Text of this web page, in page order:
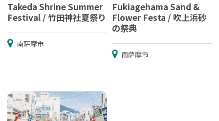
Takeda Shrine Summer
Festival / 竹田神社夏祭り
南萨摩市
Fukiagehama Sand &
Flower Festa / 吹上浜砂
の祭典
南萨摩市